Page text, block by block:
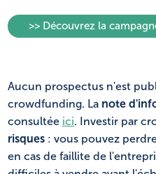
>> Découvrez la
Aucun prospectus n'est
crowdfunding. La note
consultée ici. Investir par
risques : vous pouvez
en cas de faillite de